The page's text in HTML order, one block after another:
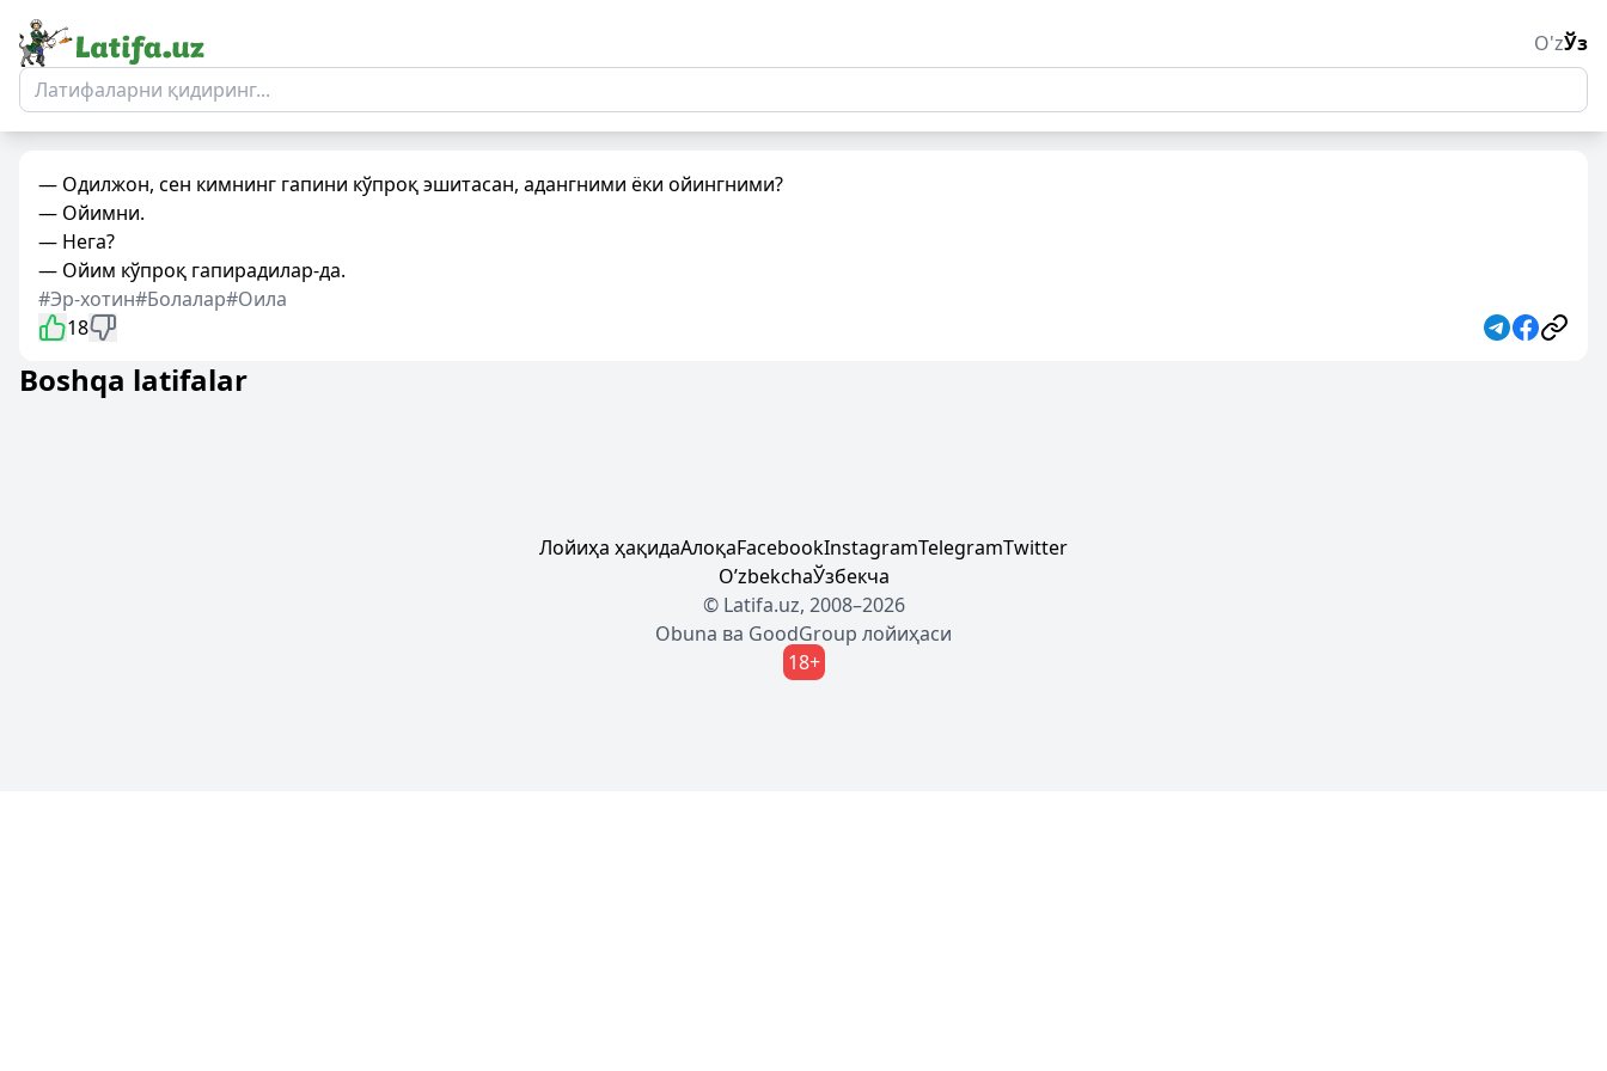
O'zЎз
— Одилжон, сен кимнинг гапини кўпроқ эшитасан, адангними ёки ойингними?
— Ойимни.
— Нега?
— Ойим кўпроқ гапирадилар-да.
#Эр-хотин#Болалар#Оила
18
Boshqa latifalar
Лойиҳа ҳақидаАлоқаFacebookInstagramTelegramTwitter
OʼzbekchaЎзбекча
© Latifa.uz, 2008–2026
Obuna ва GoodGroup лойиҳаси
18+